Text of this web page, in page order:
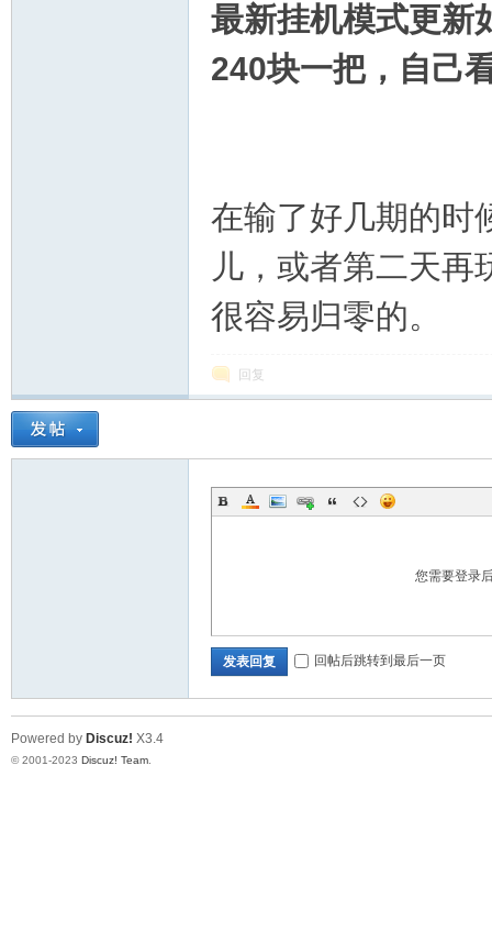
区
最新挂机模式更新
240块一把，自己
在输了好几期的时
儿，或者第二天再
很容易归零的。
回复
您需要登录
发表回复 回帖后跳转到最后一页
Powered by Discuz! X3.4
© 2001-2023 Discuz! Team